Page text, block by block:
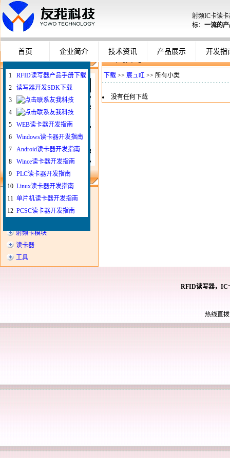
射频IC卡读
标： 一流的
首页 企业简介 技术资讯 产品展示 开发指
企业使用员工卡登录计算机配置
Windows智能卡登录系统
WEB浏览器与UHF超高频读卡器
微信扫一扫联系我
下载列表
射频卡协议
开发板资料
射频卡模块
读卡器
工具
下载 >> 宸ュ叿 >> 所有小类
没有任何下载
RFID读写器，IC
热线直拨
1
RFID读写器产品手册下载
2
读写器开发SDK下载
3
4
5
WEB读卡器开发指南
6
Windows读卡器开发指南
7
Android读卡器开发指南
8
Wince读卡器开发指南
9
PLC读卡器开发指南
10 Linux读卡器开发指南
11 单片机读卡器开发指南
12 PCSC读卡器开发指南